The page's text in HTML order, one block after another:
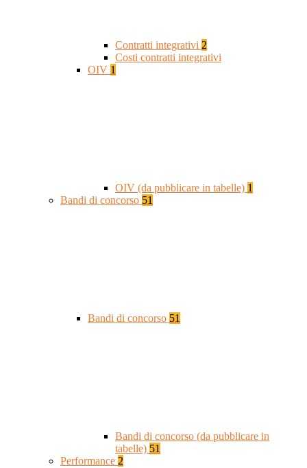
Contratti integrativi 2
Costi contratti integrativi
OIV 1
OIV (da pubblicare in tabelle) 1
Bandi di concorso 51
Bandi di concorso 51
Bandi di concorso (da pubblicare in
tabelle) 51
Performance 2